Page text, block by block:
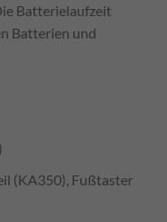
Batterielaufzeit
Batterien und
(KA350), Fußtaster